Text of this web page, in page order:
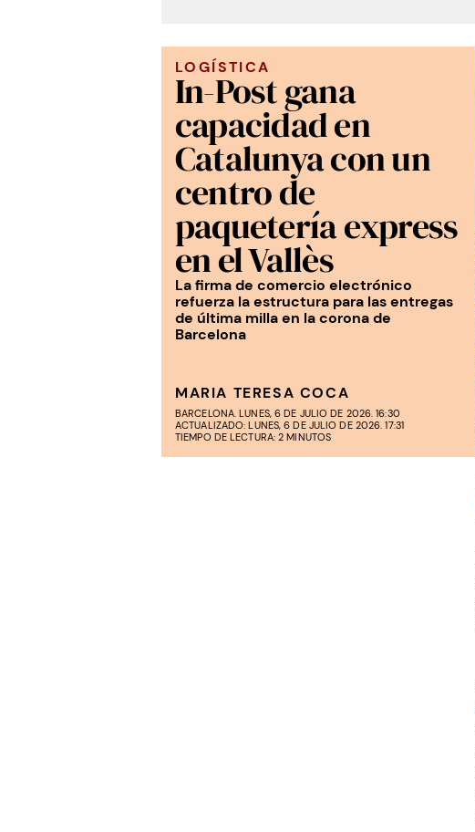
LOGÍSTICA
In-Post gana
capacidad en
Catalunya con un
centro de
paquetería express
en el Vallès
La firma de comercio electrónico
refuerza la estructura para las entregas
de última milla en la corona de
Barcelona
MARIA TERESA COCA
BARCELONA. LUNES, 6 DE JULIO DE 2026. 16:30
ACTUALIZADO: LUNES, 6 DE JULIO DE 2026. 17:31
TIEMPO DE LECTURA: 2 MINUTOS